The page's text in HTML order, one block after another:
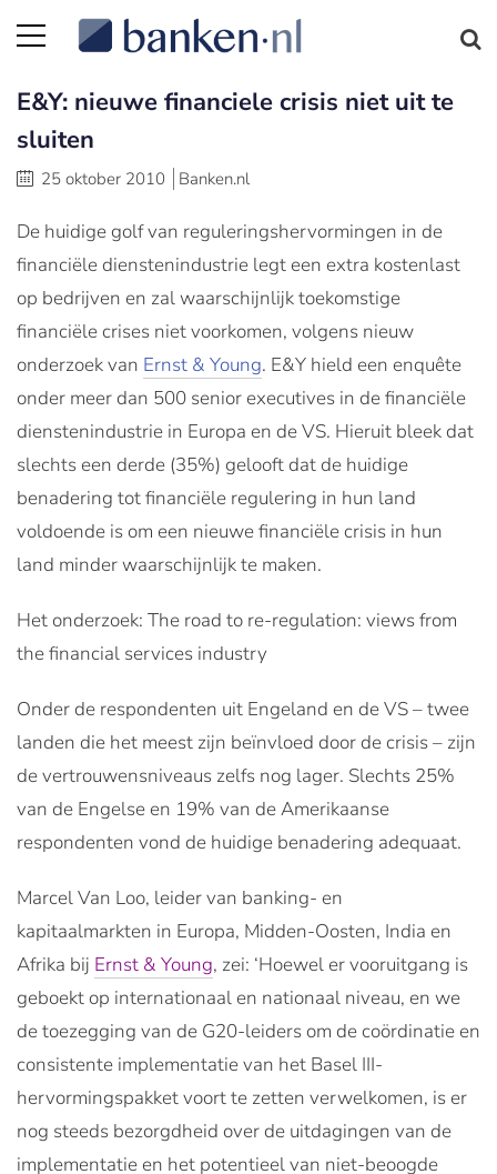
E&Y: nieuwe financiele crisis niet uit te
sluiten
25 oktober 2010 Banken.nl
De huidige golf van reguleringshervormingen in de
financiële dienstenindustrie legt een extra kostenlast
op bedrijven en zal waarschijnlijk toekomstige
financiële crises niet voorkomen, volgens nieuw
onderzoek van Ernst & Young. E&Y hield een enquête
onder meer dan 500 senior executives in de financiële
dienstenindustrie in Europa en de VS. Hieruit bleek dat
slechts een derde (35%) gelooft dat de huidige
benadering tot financiële regulering in hun land
voldoende is om een nieuwe financiële crisis in hun
land minder waarschijnlijk te maken.
Het onderzoek: The road to re-regulation: views from
the financial services industry
Onder de respondenten uit Engeland en de VS – twee
landen die het meest zijn beïnvloed door de crisis – zijn
de vertrouwensniveaus zelfs nog lager. Slechts 25%
van de Engelse en 19% van de Amerikaanse
respondenten vond de huidige benadering adequaat.
Marcel Van Loo, leider van banking- en
kapitaalmarkten in Europa, Midden-Oosten, India en
Afrika bij Ernst & Young, zei: ‘Hoewel er vooruitgang is
geboekt op internationaal en nationaal niveau, en we
de toezegging van de G20-leiders om de coördinatie en
consistente implementatie van het Basel III-
hervormingspakket voort te zetten verwelkomen, is er
nog steeds bezorgdheid over de uitdagingen van de
implementatie en het potentieel van niet-beoogde